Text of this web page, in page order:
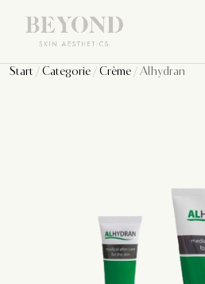
Start /Categorie /Crème / Alhydran